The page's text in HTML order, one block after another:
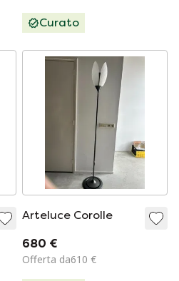
Curato
Arteluce Corolle
680 €
Offerta da610 €